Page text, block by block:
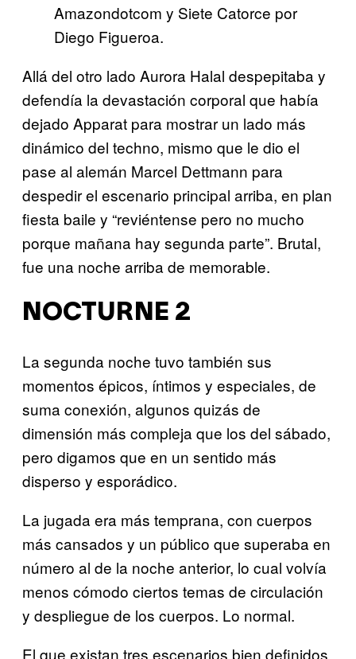
Amazondotcom y Siete Catorce por
Diego Figueroa.
Allá del otro lado Aurora Halal despepitaba y
defendía la devastación corporal que había
dejado Apparat para mostrar un lado más
dinámico del techno, mismo que le dio el
pase al alemán Marcel Dettmann para
despedir el escenario principal arriba, en plan
fiesta baile y “reviéntense pero no mucho
porque mañana hay segunda parte”. Brutal,
fue una noche arriba de memorable.
NOCTURNE 2
La segunda noche tuvo también sus
momentos épicos, íntimos y especiales, de
suma conexión, algunos quizás de
dimensión más compleja que los del sábado,
pero digamos que en un sentido más
disperso y esporádico.
La jugada era más temprana, con cuerpos
más cansados y un público que superaba en
número al de la noche anterior, lo cual volvía
menos cómodo ciertos temas de circulación
y despliegue de los cuerpos. Lo normal.
El que existan tres escenarios bien definidos